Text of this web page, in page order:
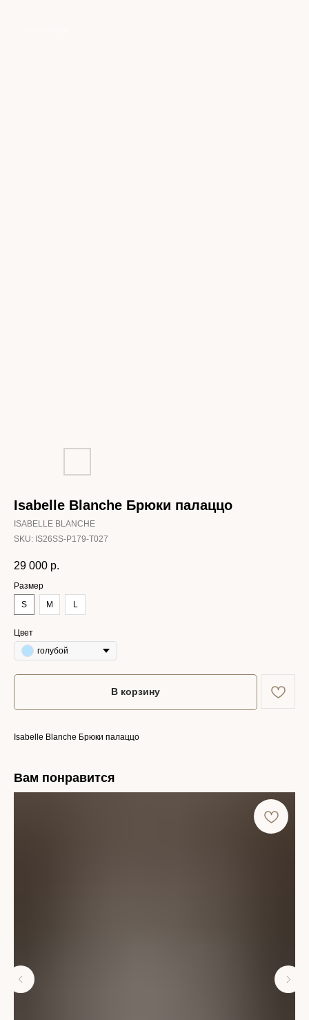
Isabelle Blanche Брюки палаццо
ISABELLE BLANCHE
SKU: IS26SS-P179-T027
29 000 р.
Размер
S
M L
Цвет
голубой
В корзину
Isabelle Blanche Брюки палаццо
Вам понравится